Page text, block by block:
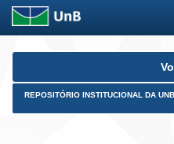
Skip
REPOSITÓRIO INSTITUCIONAL DA UNB